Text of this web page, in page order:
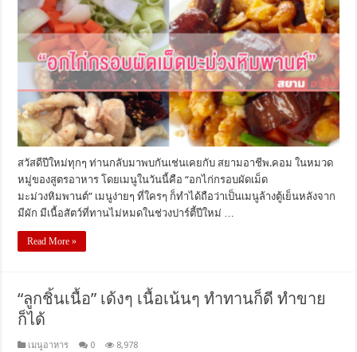
สวัสดีปีใหม่ทุกๆ ท่านกลับมาพบกันเช่นเคยกับ สยามอาชีพ.คอม ในหมวด
หมู่ของสูตรอาหาร โดยเมนูในวันนี้คือ “อกไก่กรอบผัดเม็ด
มะม่วงหิมพานต์” เมนูง่ายๆ ที่ใครๆ ก็ทำได้ถือว่าเป็นเมนูล้างตู้เย็นหลังจาก
มีผัก มีเนื้อสัตว์ที่ทานไม่หมดในช่วงปาร์ตี้ปีใหม่ …
Read More »
“ลูกชิ้นเนื้อ” เด้งๆ เนื้อเน้นๆ ทำทานก็ดี ทำขาย
ก็ได้
เมนูอาหาร 0 8,978